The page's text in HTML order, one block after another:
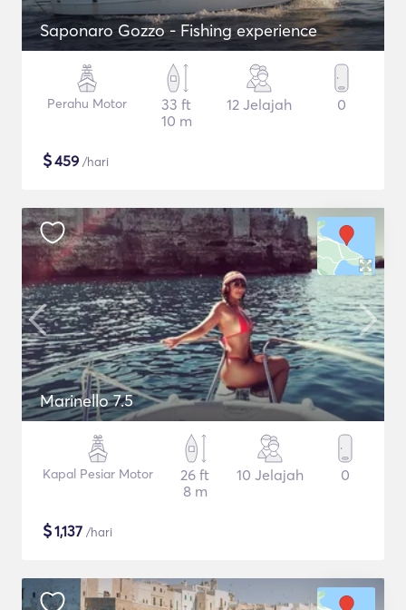
Saponaro Gozzo - Fishing experience
Perahu Motor
33 ft
10 m
12 Jelajah 0
$459 /hari
Marinello 7.5
Kapal Pesiar Motor
26 ft
8 m
10 Jelajah 0
$1,137 /hari